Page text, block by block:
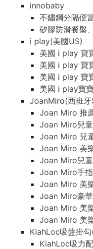
innobaby
不鏽鋼分隔便
矽膠防滑餐盤
i play(美國US)
美國 i play 寶
美國 i play 寶
美國 i play 寶
美國 i play寶
JoanMiro(西班牙
Joan Miro 推
Joan Miro兒
Joan Miro 兒
Joan Miro 美
Joan Miro兒
Joan Miro手
Joan Miro 美
Joan Miro豪
Joan Miro 美
Joan Miro 美
KiahLoc吸盤掛
KiahLoc吸力